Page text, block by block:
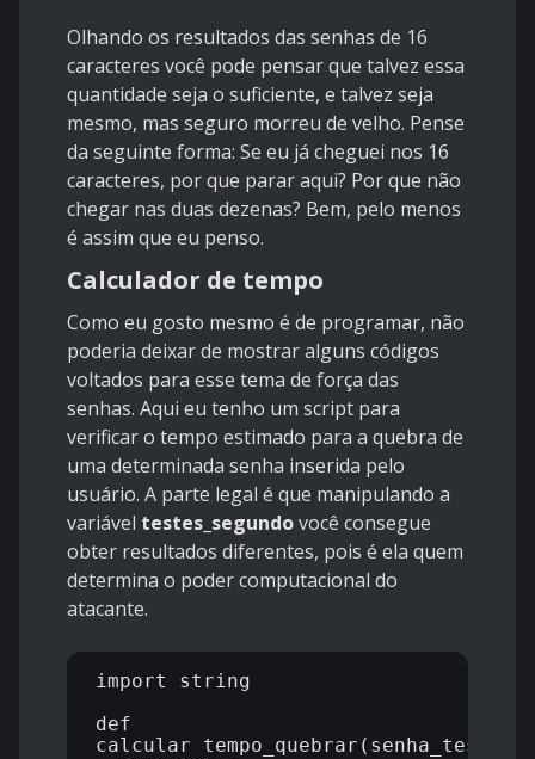
Olhando os resultados das senhas de 16
caracteres você pode pensar que talvez essa
quantidade seja o suficiente, e talvez seja
mesmo, mas seguro morreu de velho. Pense
da seguinte forma: Se eu já cheguei nos 16
caracteres, por que parar aqui? Por que não
chegar nas duas dezenas? Bem, pelo menos
é assim que eu penso.
Calculador de tempo
Como eu gosto mesmo é de programar, não
poderia deixar de mostrar alguns códigos
voltados para esse tema de força das
senhas. Aqui eu tenho um script para
verificar o tempo estimado para a quebra de
uma determinada senha inserida pelo
usuário. A parte legal é que manipulando a
variável testes_segundovocê consegue
obter resultados diferentes, pois é ela quem
determina o poder computacional do
atacante.
import string
def